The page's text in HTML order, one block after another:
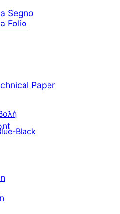
Segno
Folio
Paper
Black